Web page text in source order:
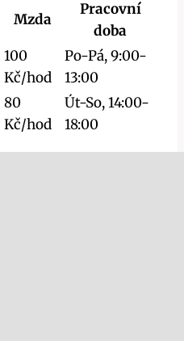
Mzda
Pracovní
doba
100
Kč/hod
Po-Pá, 9:00-
13:00
80
Kč/hod
Út-So, 14:00-
18:00